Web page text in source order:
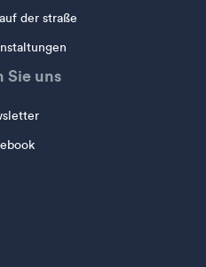
der straße
Sie uns